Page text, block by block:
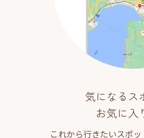
気になるス
お気に入
これから行きたいスポ